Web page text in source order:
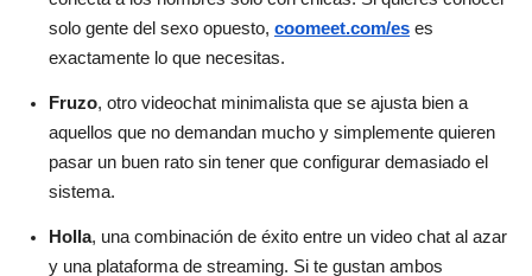
solo gente del sexo opuesto, coomeet.com/es es
exactamente lo que necesitas.
Fruzo, otro videochat minimalista que se ajusta bien a
aquellos que no demandan mucho y simplemente quieren
pasar un buen rato sin tener que configurar demasiado el
sistema.
Holla, una combinación de éxito entre un video chat al azar
y una plataforma de streaming. Si te gustan ambos